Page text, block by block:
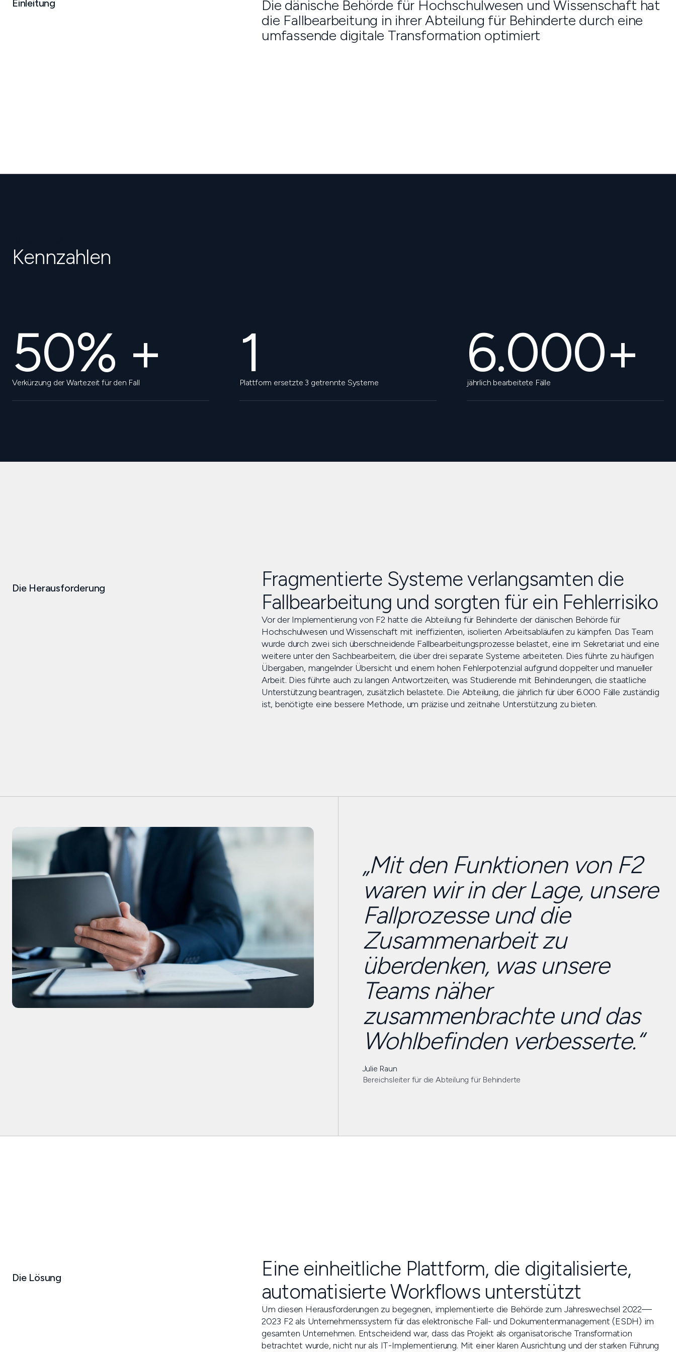
Einleitung
Die dänische Behörde für Hochschulwesen und Wissenschaft hat
die Fallbearbeitung in ihrer Abteilung für Behinderte durch eine
umfassende digitale Transformation optimiert
Kennzahlen
50% +
Verkürzung der Wartezeit für den Fall 1
Plattform ersetzte 3 getrennte Systeme 6.000+
jährlich bearbeitete Fälle
Die Herausforderung
Fragmentierte Systeme verlangsamten die
Fallbearbeitung und sorgten für ein Fehlerrisiko
Vor der Implementierung von F2 hatte die Abteilung für Behinderte der dänischen Behörde für
Hochschulwesen und Wissenschaft mit ineffizienten, isolierten Arbeitsabläufen zu kämpfen. Das Team
wurde durch zwei sich überschneidende Fallbearbeitungsprozesse belastet, eine im Sekretariat und eine
weitere unter den Sachbearbeitern, die über drei separate Systeme arbeiteten. Dies führte zu häufigen
Übergaben, mangelnder Übersicht und einem hohen Fehlerpotenzial aufgrund doppelter und manueller
Arbeit. Dies führte auch zu langen Antwortzeiten, was Studierende mit Behinderungen, die staatliche
Unterstützung beantragen, zusätzlich belastete. Die Abteilung, die jährlich für über 6.000 Fälle zuständig
ist, benötigte eine bessere Methode, um präzise und zeitnahe Unterstützung zu bieten.
„Mit den Funktionen von F2
waren wir in der Lage, unsere
Fallprozesse und die
Zusammenarbeit zu
überdenken, was unsere
Teams näher
zusammenbrachte und das
Wohlbefinden verbesserte.“
Julie Raun
Bereichsleiter für die Abteilung für Behinderte
Die Lösung
Eine einheitliche Plattform, die digitalisierte,
automatisierte Workflows unterstützt
Um diesen Herausforderungen zu begegnen, implementierte die Behörde zum Jahreswechsel 2022—
2023 F2 als Unternehmenssystem für das elektronische Fall- und Dokumentenmanagement (ESDH) im
gesamten Unternehmen. Entscheidend war, dass das Projekt als organisatorische Transformation
betrachtet wurde, nicht nur als IT-Implementierung. Mit einer klaren Ausrichtung und der starken Führung